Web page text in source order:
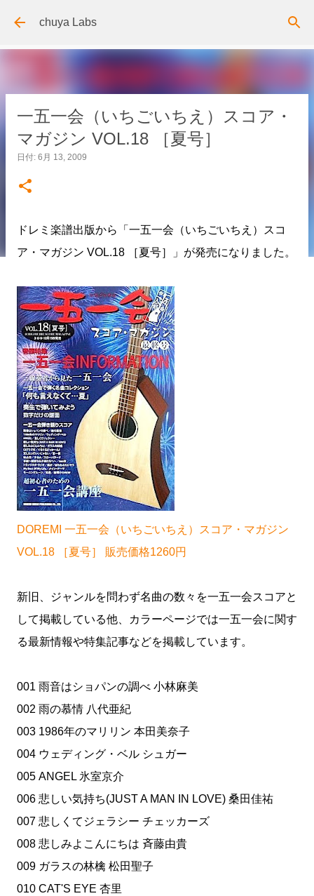
スキップしてメイン コンテンツに移動
chuya Labs
一五一会（いちごいちえ）スコア・
マガジン VOL.18 ［夏号］
日付: 6月 13, 2009
ドレミ楽譜出版から「一五一会（いちごいちえ）スコ
ア・マガジン VOL.18 ［夏号］」が発売になりました。
DOREMI 一五一会（いちごいちえ）スコア・マガジン
VOL.18 ［夏号］ 販売価格1260円
新旧、ジャンルを問わず名曲の数々を一五一会スコアと
して掲載している他、カラーページでは一五一会に関す
る最新情報や特集記事などを掲載しています。
001 雨音はショパンの調べ 小林麻美
002 雨の慕情 八代亜紀
003 1986年のマリリン 本田美奈子
004 ウェディング・ベル シュガー
005 ANGEL 氷室京介
006 悲しい気持ち(JUST A MAN IN LOVE) 桑田佳祐
007 悲しくてジェラシー チェッカーズ
008 悲しみよこんにちは 斉藤由貴
009 ガラスの林檎 松田聖子
010 CAT'S EYE 杏里